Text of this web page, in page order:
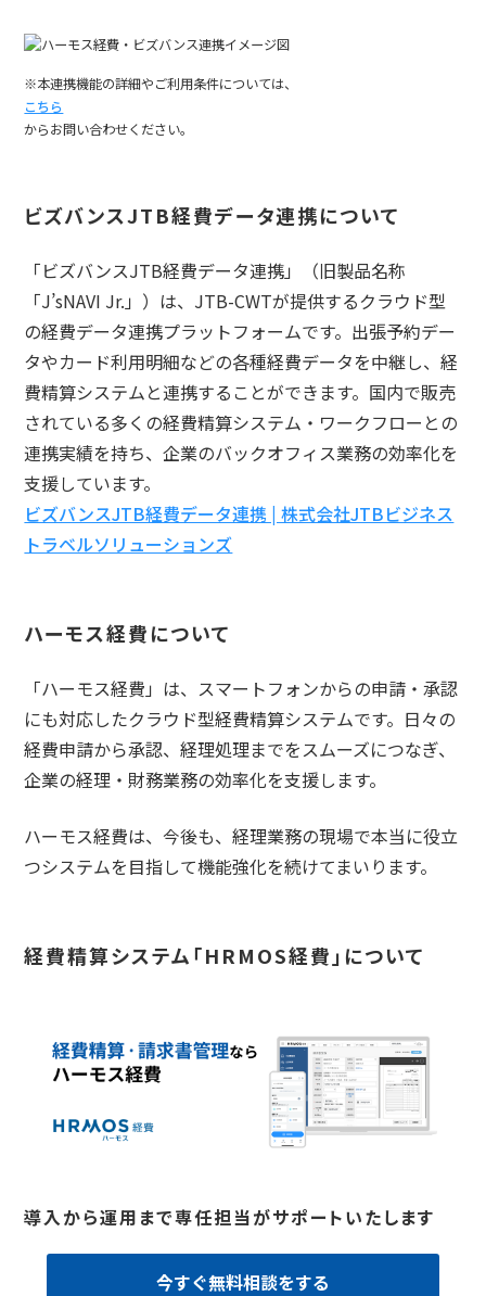
※本連携機能の詳細やご利用条件については、
こちら
からお問い合わせください。
ビズバンスJTB経費データ連携について
「ビズバンスJTB経費データ連携」（旧製品名称
「J’sNAVI Jr.」）は、JTB-CWTが提供するクラウド型
の経費データ連携プラットフォームです。出張予約デー
タやカード利用明細などの各種経費データを中継し、経
費精算システムと連携することができます。国内で販売
されている多くの経費精算システム・ワークフローとの
連携実績を持ち、企業のバックオフィス業務の効率化を
支援しています。
ビズバンスJTB経費データ連携 | 株式会社JTBビジネス
トラベルソリューションズ
ハーモス経費について
「ハーモス経費」は、スマートフォンからの申請・承認
にも対応したクラウド型経費精算システムです。日々の
経費申請から承認、経理処理までをスムーズにつなぎ、
企業の経理・財務業務の効率化を支援します。
ハーモス経費は、今後も、経理業務の現場で本当に役立
つシステムを目指して機能強化を続けてまいります。
経費精算システム「HRMOS経費」について
導入から運用まで専任担当がサポートいたします
今すぐ無料相談をする